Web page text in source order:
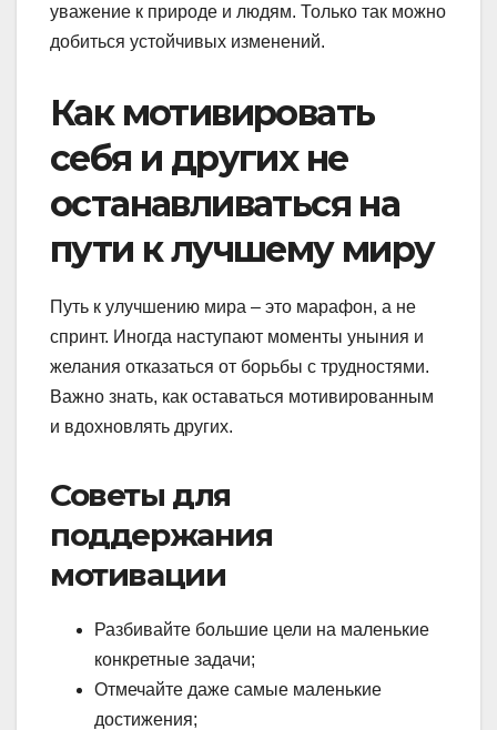
уважение к природе и людям. Только так можно
добиться устойчивых изменений.
Как мотивировать
себя и других не
останавливаться на
пути к лучшему миру
Путь к улучшению мира – это марафон, а не
спринт. Иногда наступают моменты уныния и
желания отказаться от борьбы с трудностями.
Важно знать, как оставаться мотивированным
и вдохновлять других.
Советы для
поддержания
мотивации
Разбивайте большие цели на маленькие
конкретные задачи;
Отмечайте даже самые маленькие
достижения;